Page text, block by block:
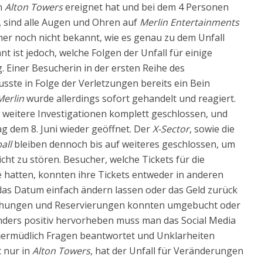
Alton Towersereignet hat und bei dem 4 Personen
alle Augen und Ohren auf Merlin Entertainments
noch nicht bekannt, wie es genau zu dem Unfall
ist jedoch, welche Folgen der Unfall für einige
Einer Besucherin in der ersten Reihe des
in Folge der Verletzungen bereits ein Bein
wurde allerdings sofort gehandelt und reagiert.
Investigationen komplett geschlossen, und
dem 8. Juni wieder geöffnet. DerX-Sector, sowie die
bleiben dennoch bis auf weiteres geschlossen, um
zu stören. Besucher, welche Tickets für die
konnten ihre Tickets entweder in anderen
Datum einfach ändern lassen oder das Geld zurück
und Reservierungen konnten umgebucht oder
positiv hervorheben muss man das Social Media
Fragen beantwortet und Unklarheiten
nur in Alton Towers, hat der Unfall für Veränderungen